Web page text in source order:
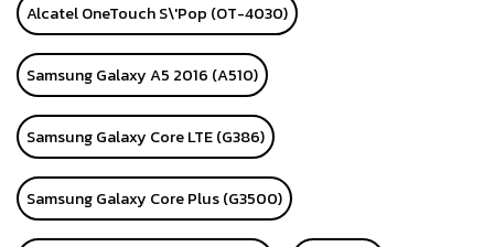
Alcatel OneTouch S\'Pop (OT-4030)
Samsung Galaxy A5 2016 (A510)
Samsung Galaxy Core LTE (G386)
Samsung Galaxy Core Plus (G3500)